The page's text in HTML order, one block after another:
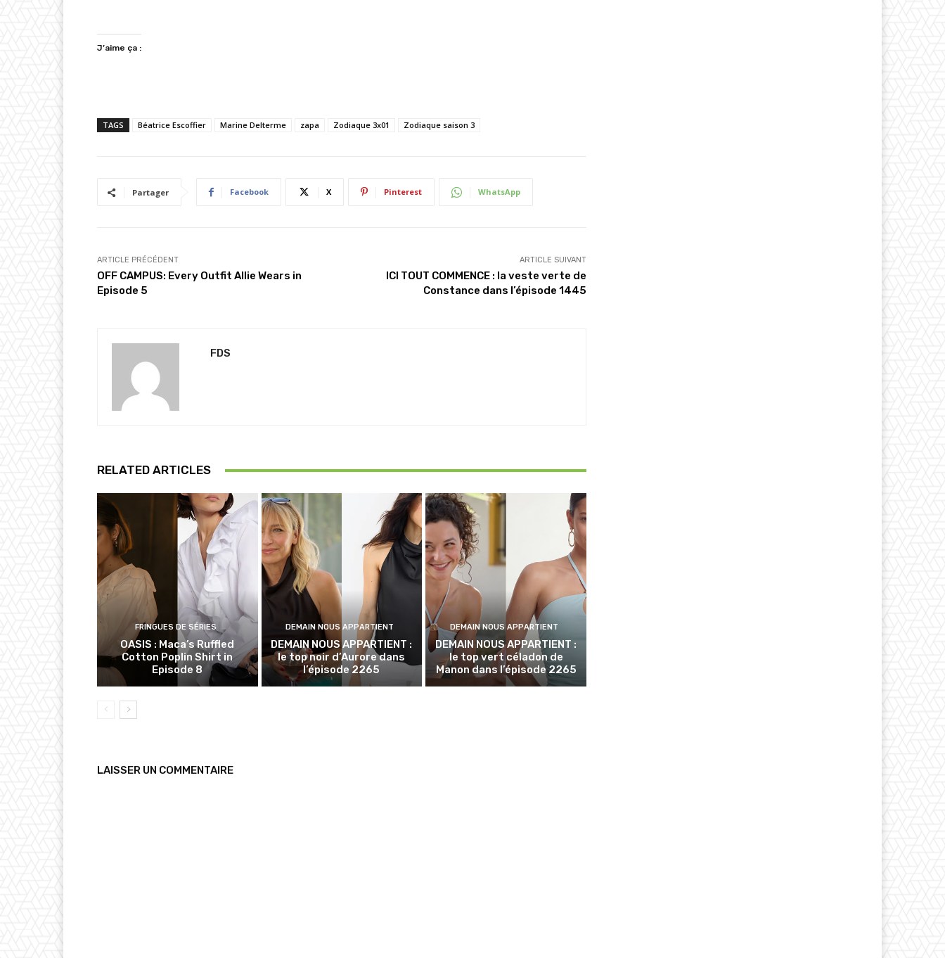
J’aime ça :
TAGS Béatrice Escoffier Marine Delterme zapa Zodiaque 3x01 Zodiaque saison 3
Partager Facebook X Pinterest WhatsApp
ARTICLE PRÉCÉDENT
OFF CAMPUS: Every Outfit Allie Wears in
Episode 5
ARTICLE SUIVANT
ICI TOUT COMMENCE : la veste verte de
Constance dans l’épisode 1445
FDS
RELATED ARTICLES
FRINGUES DE SÉRIES
OASIS : Maca’s Ruffled
Cotton Poplin Shirt in
Episode 8
DEMAIN NOUS APPARTIENT
DEMAIN NOUS APPARTIENT :
le top noir d’Aurore dans
l’épisode 2265
DEMAIN NOUS APPARTIENT
DEMAIN NOUS APPARTIENT :
le top vert céladon de
Manon dans l’épisode 2265
LAISSER UN COMMENTAIRE